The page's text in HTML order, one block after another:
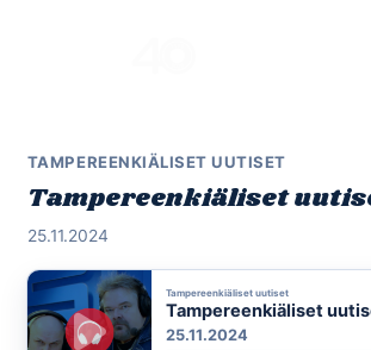
TAMPEREENKIÄLISET UUTISET
Tampereenkiäliset
25.11.2024
Tampereenkiäliset uutiset
Tampereenkiäliset
25.11.2024